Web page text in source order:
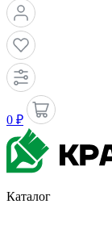
0 ₽
Каталог